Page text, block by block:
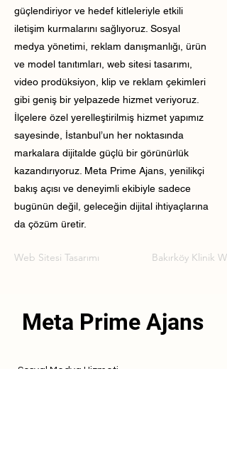
güçlendiriyor ve hedef kitleleriyle etkili
iletişim kurmalarını sağlıyoruz. Sosyal
medya yönetimi, reklam danışmanlığı, ürün
ve model tanıtımları, web sitesi tasarımı,
video prodüksiyon, klip ve reklam çekimleri
gibi geniş bir yelpazede hizmet veriyoruz.
İlçelere özel yerelleştirilmiş hizmet yapımız
sayesinde, İstanbul’un her noktasında
markalara dijitalde güçlü bir görünürlük
kazandırıyoruz. Meta Prime Ajans, yenilikçi
bakış açısı ve deneyimli ekibiyle sadece
bugünün değil, geleceğin dijital ihtiyaçlarına
da çözüm üretir.
Web Sitesi Tasarımı Bakırköy Klinik
Meta Prime Ajans
Sosyal Medya Hizmeti